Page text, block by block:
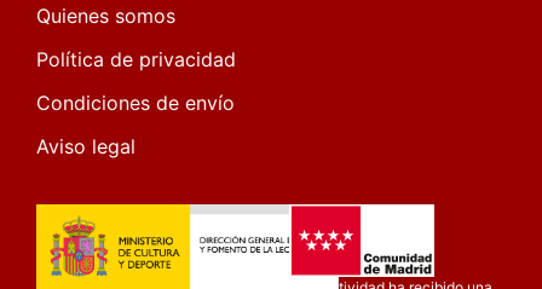
Quienes somos
Política de privacidad
Condiciones de envío
Aviso legal